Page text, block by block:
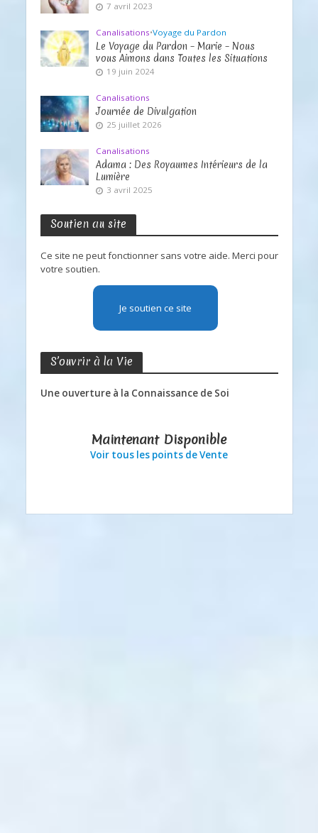
7 avril 2023
Canalisations•Voyage du Pardon
Le Voyage du Pardon – Marie – Nous
vous Aimons dans Toutes les Situations
19 juin 2024
Canalisations
Journée de Divulgation
25 juillet 2026
Canalisations
Adama : Des Royaumes Intérieurs de la
Lumière
3 avril 2025
Soutien au site
Ce site ne peut fonctionner sans votre aide. Merci pour
votre soutien.
Je soutien ce site
S’ouvrir à la Vie
Une ouverture à la Connaissance de Soi
Maintenant Disponible
Voir tous les points de Vente